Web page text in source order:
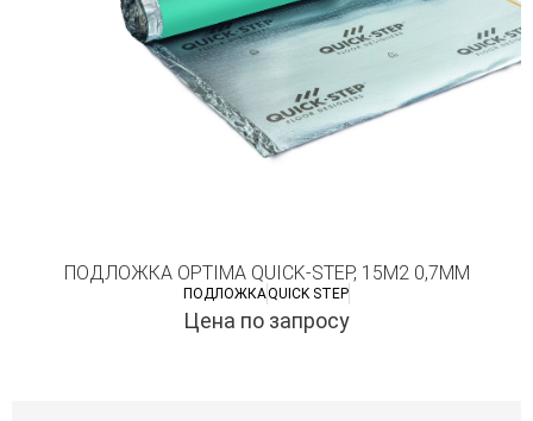
ПОДЛОЖКА OPTIMA QUICK-STEP, 15М2 0,7ММ
ПОДЛОЖКАQUICK STEP
Цена по запросу